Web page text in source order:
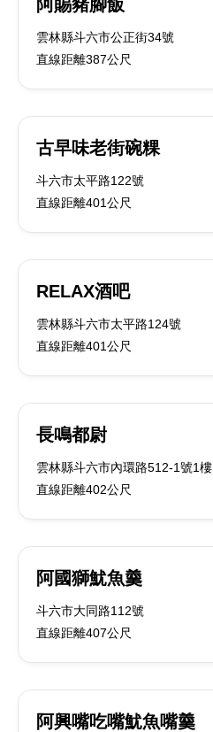
阿賜豬腳飯
雲林縣斗六市公正街34號
直線距離387公尺
古早味老街碗粿
斗六市太平路122號
直線距離401公尺
RELAX酒吧
雲林縣斗六市太平路124號
直線距離401公尺
長鳴都尉
雲林縣斗六市內環路512-1號1樓
直線距離402公尺
阿國獅魷魚羹
斗六市大同路112號
直線距離407公尺
阿興嘴吃嘴魷魚嘴羹